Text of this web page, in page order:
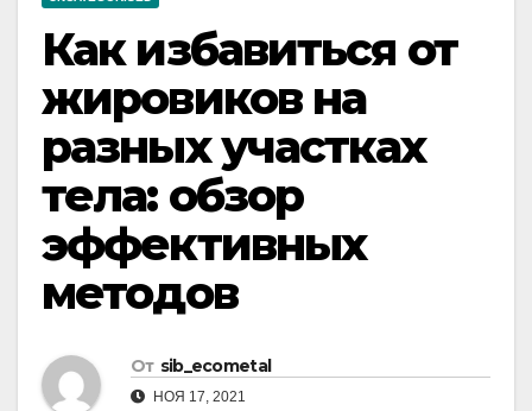
Как избавиться от
жировиков на
разных участках
тела: обзор
эффективных
методов
От sib_ecometal
НОЯ 17, 2021